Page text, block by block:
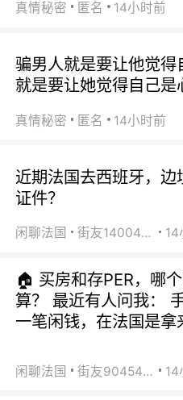
真情秘密 匿名 14小时前
骗男人就是要让他觉
就是要让她觉得自己是
真情秘密 匿名 14小时前
近期法国去西班牙，
证件？
闲聊法国 街友14004820 14
🏠 买房和存PER，哪
算？ 最近有人问我：
一笔闲钱，在法国是拿
闲聊法国 街友90454511 14